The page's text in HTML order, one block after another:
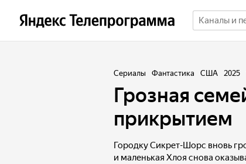
Сериалы Фантастика США 2025
Грозная
прикрытием
Городку Сикрет-Шорс вновь
и маленькая Хлоя снова